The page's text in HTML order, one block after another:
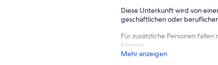
✦ A mandatory resort fee of
✦ Pets are welcome with an
✦ We use multi-unit listings, so
Diese Unterkunft wird von
geschäftlichen oder
Für zusätzliche Personen
können.
Mehr anzeigen